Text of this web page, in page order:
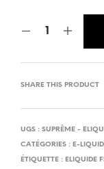
SHARE THIS PRODUCT
UGS : SUPRÊME -
CATÉGORIES : E-
ÉTIQUETTE : ELIQUIDE